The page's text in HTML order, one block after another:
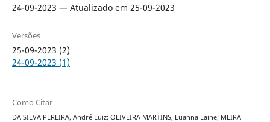
24-09-2023 — Atualizado em 25-09-2023
Versões
25-09-2023 (2)
24-09-2023 (1)
Como Citar
DA SILVA PEREIRA, André Luiz; OLIVEIRA MARTINS, Luanna Laine; MEIRA